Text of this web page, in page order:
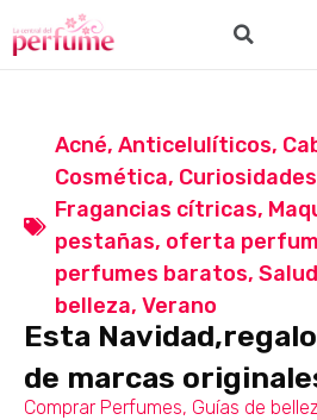
Acné, Anticelulíticos,
Cosmética, Curiosidades
Fragancias cítricas,
pestañas, oferta
perfumes baratos, Salud
belleza, Verano
Esta
de marcas
Comprar Perfumes, Guías de